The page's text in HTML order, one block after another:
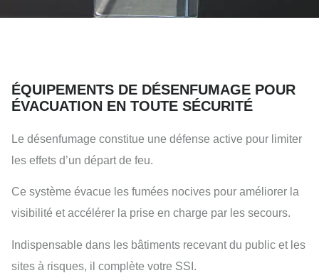
ÉQUIPEMENTS DE DÉSENFUMAGE POUR
ÉVACUATION EN TOUTE SÉCURITÉ
Le désenfumage constitue une défense active pour limiter
les effets d’un départ de feu.
Ce système évacue les fumées nocives pour améliorer la
visibilité et accélérer la prise en charge par les secours.
Indispensable dans les bâtiments recevant du public et les
sites à risques, il complète votre SSI.